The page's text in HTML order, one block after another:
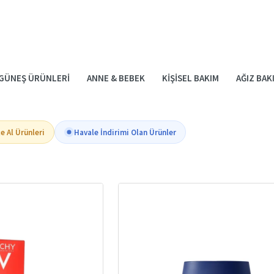
ÜRÜNLERI ANNE & BEBEK KIŞISEL BAKIM AĞIZ
veciltteki ince çizgiler, kırışıklıklar, elastikiyet kaybıgibi
olarak kolajen ve elastin üretimini azaltır. Bu da zamanla ciltte
yavaşlatmak ve cilde yeniden canlılık kazandırmak için özel olarak
içerikler
Al Ürünleri Havale İndirimi Olan Ürünler